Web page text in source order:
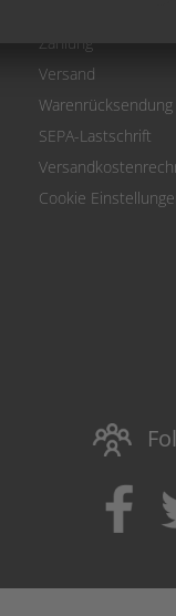
Zahlung
Versand
Warenrücksendung
SEPA-Lastschrift
Cookie